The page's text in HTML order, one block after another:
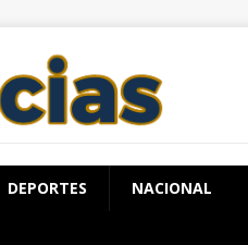
DEPORTES NACIONAL